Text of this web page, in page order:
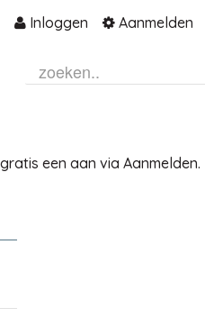
Inloggen Aanmelden
een aan via Aanmelden.